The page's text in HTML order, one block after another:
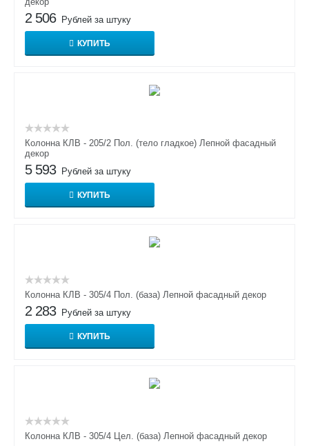
2 506 Рублей за штуку
КУПИТЬ
Колонна КЛВ - 205/2 Пол. (тело гладкое) Лепной фасадный
декор
5 593 Рублей за штуку
КУПИТЬ
Колонна КЛВ - 305/4 Пол. (база) Лепной фасадный декор
2 283 Рублей за штуку
КУПИТЬ
Колонна КЛВ - 305/4 Цел. (база) Лепной фасадный декор